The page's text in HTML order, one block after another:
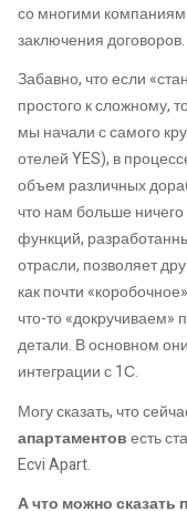
со многими
заключения договоров.
Забавно, что если
простого к сложному,
мы начали с самого
отелей YES), в
объем различных
что нам больше
функций,
отрасли, позволяет
как почти
что-то «докручиваем»
детали. В основном
интеграции с 1С.
Могу сказать, что
апартаментовесть
Ecvi Apart.
А что можно сказать